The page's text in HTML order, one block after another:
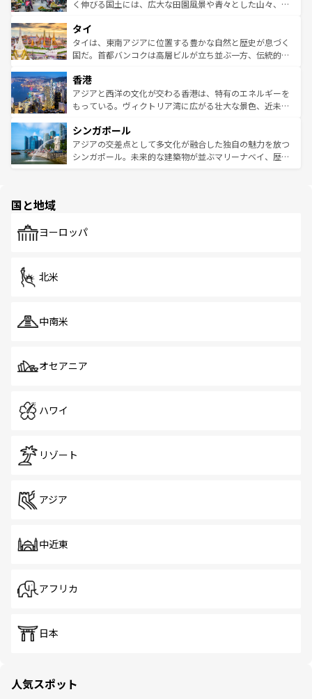
照してほしい。
まで、さまざまな韓国料理が待っている。夜には、韓国な
リティに包まれながら、韓国の多彩な魅力を心ゆくまで味
わってみてほしい。 なお、新着の韓国情報はコンテンツ一
覧を参照してほしい。
く伸びる国土には、広大な田園風景や青々とした山々、世
急速な発展と共に伝統が息づく。ハノイの古い町並みやホ
ーチミン市のフランス統治時代の建物も、独特の雰囲気を
醸し出している。また、バラエティの豊かさとおいしさで
とつ。フォーやバインミー、ベトナムコーヒーなどは、ぜ
ひ現地で味わいたい。どの地域を訪れてもあたたかい人々
が旅行者を迎えてくれるので、きっと忘れられない旅にな
参照してほしい。
タイ
タイは、東南アジアに位置する豊かな自然と歴史が息づく
国だ。首都バンコクは高層ビルが立ち並ぶ一方、伝統的な
の活気が交差している。北部ではチェンマイなどの山岳地
帯で自然と触れ合い、南部ではプーケットやクラビの美し
いビーチでリゾート気分を楽しむことができる。タイ料理
激する。気候は一年中温暖で、どの季節にも異なる楽しみ
が待っている。親しみやすいタイの人々、仏教を中心とし
た文化、そして多様な観光資源が、訪れる旅人を魅了し続
香港
アジアと西洋の文化が交わる香港は、特有のエネルギーを
もっている。ヴィクトリア湾に広がる壮大な景色、近未来
み、どこを訪れても感動するはず。観光スポットが密集し
ており、効率よく見どころを回れるのも魅力。息をのむよ
うな絶景から文化的な体験まで、香港を存分に楽しみ尽く
シンガポール
アジアの交差点として多文化が融合した独自の魅力を放つ
シンガポール。未来的な建築物が並ぶマリーナベイ、歴史
で、ホーカーズは地元の風情を楽しめる外せないスポット
国と地域
ヨーロッパ
北米
中南米
オセアニア
ハワイ
リゾート
アジア
中近東
アフリカ
日本
人気スポット